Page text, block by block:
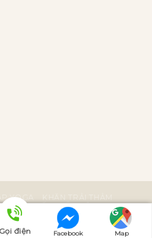
YOGA
KHĂN TRẢI THẢM
BÀI VIẾT LIÊN HỆ
Manduka Việt Nam
Gọi điện Facebook Map